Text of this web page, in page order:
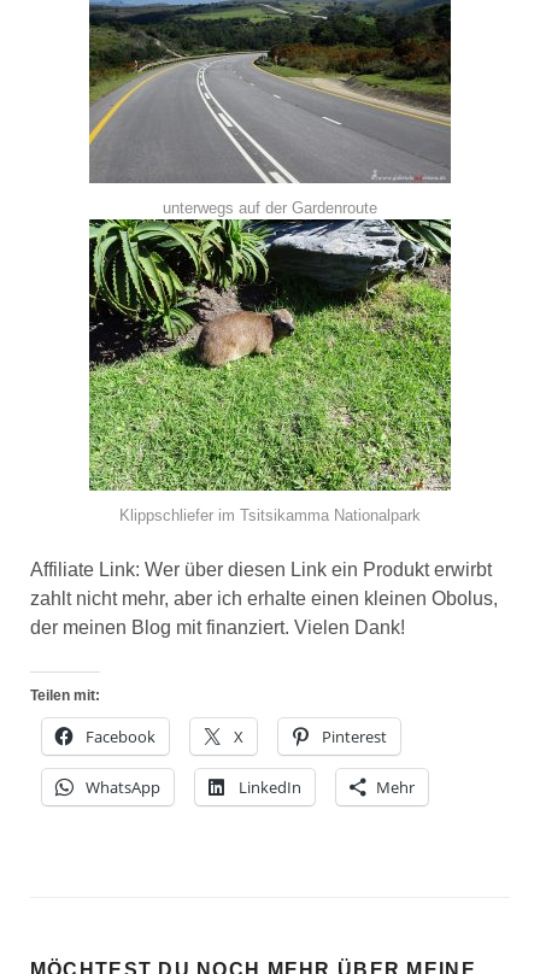
unterwegs auf der Gardenroute
Klippschliefer im Tsitsikamma Nationalpark
Affiliate Link: Wer über diesen Link ein Produkt erwirbt
zahlt nicht mehr, aber ich erhalte einen kleinen Obolus,
der meinen Blog mit finanziert. Vielen Dank!
Teilen mit:
Facebook X Pinterest
WhatsApp LinkedIn Mehr
MÖCHTEST DU NOCH MEHR ÜBER MEINE